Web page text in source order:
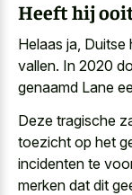
Heeft hij
Helaas ja, Duitse
vallen. In 2020
genaamd Lane
Deze tragische
toezicht op het
incidenten te
merken dat dit